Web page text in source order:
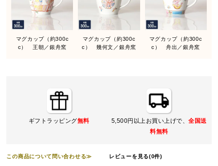
マグカップ（約300c
c） 王朝／銀舟窯
マグカップ（約300c
c） 幾何文／銀舟窯
マグカップ（約300c
c） 舟出／銀舟窯
ギフトラッピング無料 5,500円以上お買い上げで、全国送
料無料
この商品について問い合わせる≫ レビューを見る(0件)